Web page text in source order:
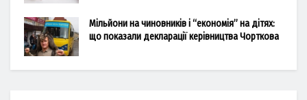
Мільйони на чиновників і “економія” на дітях:
що показали декларації керівництва Чорткова